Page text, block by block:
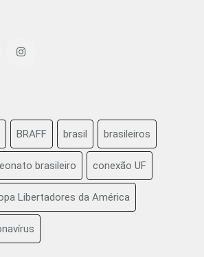
BRAFF brasil brasileiros
brasileiro conexão UF
Libertadores da América